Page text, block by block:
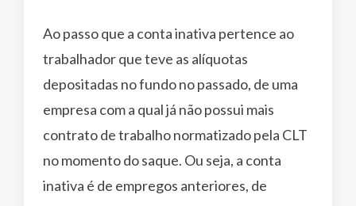
Ao passo que a conta inativa pertence ao
trabalhador que teve as alíquotas
depositadas no fundo no passado, de uma
empresa com a qual já não possui mais
contrato de trabalho normatizado pela CLT
no momento do saque. Ou seja, a conta
inativa é de empregos anteriores, de